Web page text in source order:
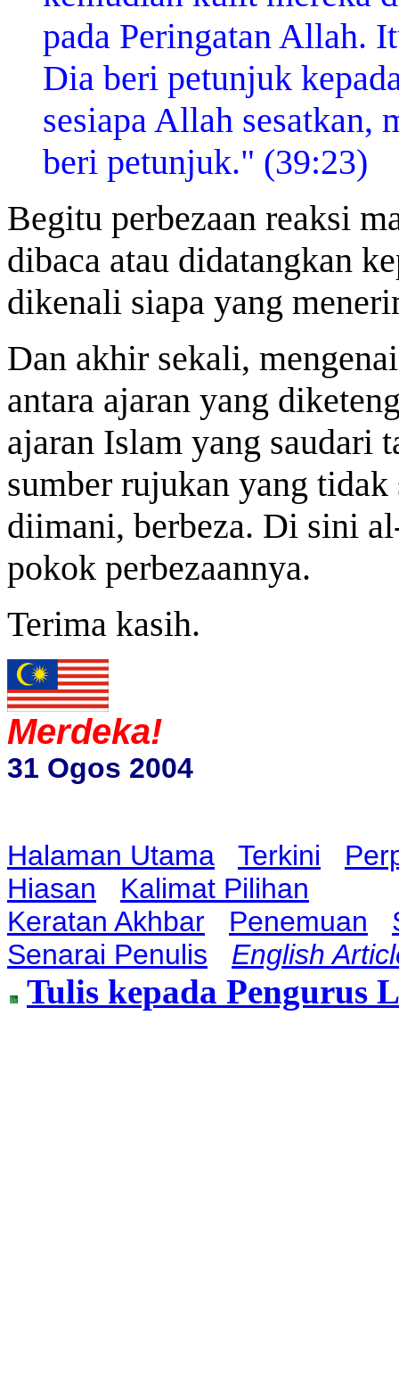
pada Peringatan Allah.
Dia beri petunjuk
sesiapa Allah sesatkan,
beri petunjuk." (39:23)
Begitu perbezaan reaksi
dibaca atau didatangkan
dikenali siapa yang
Dan akhir sekali,
antara ajaran yang
ajaran Islam yang saudari
sumber rujukan yang
diimani, berbeza. Di sini
pokok perbezaannya.
Terima kasih.
Merdeka!
31 Ogos 2004
Halaman Utama Terkini
Hiasan
Kalimat Pilihan
Keratan Akhbar
Penemuan
Senarai Penulis
English
Tulis kepada Pengurus